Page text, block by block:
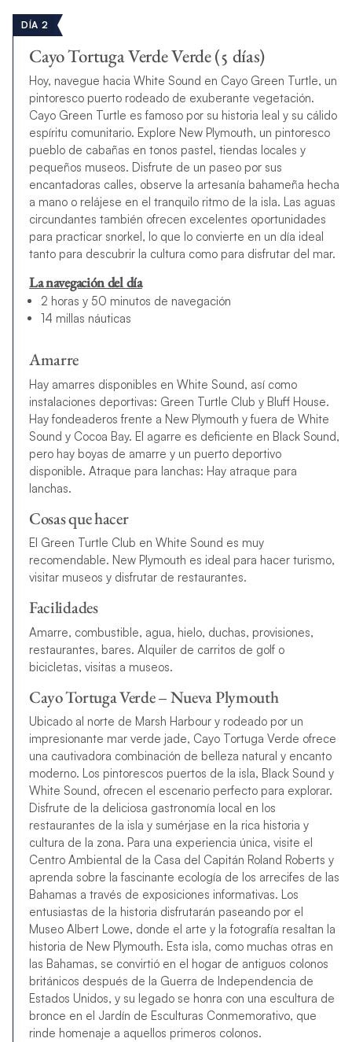
DÍA 2
Cayo Tortuga Verde Verde (5 días)
Hoy, navegue hacia White Sound en Cayo Green Turtle, un
pintoresco puerto rodeado de exuberante vegetación.
Cayo Green Turtle es famoso por su historia leal y su cálido
espíritu comunitario. Explore New Plymouth, un pintoresco
pueblo de cabañas en tonos pastel, tiendas locales y
pequeños museos. Disfrute de un paseo por sus
encantadoras calles, observe la artesanía bahameña hecha
a mano o relájese en el tranquilo ritmo de la isla. Las aguas
circundantes también ofrecen excelentes oportunidades
para practicar snorkel, lo que lo convierte en un día ideal
tanto para descubrir la cultura como para disfrutar del mar.
La navegación del día
2 horas y 50 minutos de navegación
14 millas náuticas
Amarre
Hay amarres disponibles en White Sound, así como
instalaciones deportivas: Green Turtle Club y Bluff House.
Hay fondeaderos frente a New Plymouth y fuera de White
Sound y Cocoa Bay. El agarre es deficiente en Black Sound,
pero hay boyas de amarre y un puerto deportivo
disponible. Atraque para lanchas: Hay atraque para
lanchas.
Cosas que hacer
El Green Turtle Club en White Sound es muy
recomendable. New Plymouth es ideal para hacer turismo,
visitar museos y disfrutar de restaurantes.
Facilidades
Amarre, combustible, agua, hielo, duchas, provisiones,
restaurantes, bares. Alquiler de carritos de golf o
bicicletas, visitas a museos.
Cayo Tortuga Verde – Nueva Plymouth
Ubicado al norte de Marsh Harbour y rodeado por un
impresionante mar verde jade, Cayo Tortuga Verde ofrece
una cautivadora combinación de belleza natural y encanto
moderno. Los pintorescos puertos de la isla, Black Sound y
White Sound, ofrecen el escenario perfecto para explorar.
Disfrute de la deliciosa gastronomía local en los
restaurantes de la isla y sumérjase en la rica historia y
cultura de la zona. Para una experiencia única, visite el
Centro Ambiental de la Casa del Capitán Roland Roberts y
aprenda sobre la fascinante ecología de los arrecifes de las
Bahamas a través de exposiciones informativas. Los
entusiastas de la historia disfrutarán paseando por el
Museo Albert Lowe, donde el arte y la fotografía resaltan la
historia de New Plymouth. Esta isla, como muchas otras en
las Bahamas, se convirtió en el hogar de antiguos colonos
británicos después de la Guerra de Independencia de
Estados Unidos, y su legado se honra con una escultura de
bronce en el Jardín de Esculturas Conmemorativo, que
rinde homenaje a aquellos primeros colonos.